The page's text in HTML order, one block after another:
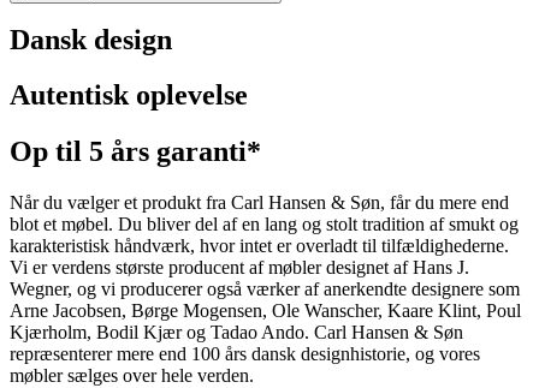
Dansk design
Autentisk oplevelse
Op til 5 års garanti*
Når du vælger et produkt fra Carl Hansen & Søn, får du mere end
blot et møbel. Du bliver del af en lang og stolt tradition af smukt og
karakteristisk håndværk, hvor intet er overladt til tilfældighederne.
Vi er verdens største producent af møbler designet af Hans J.
Wegner, og vi producerer også værker af anerkendte designere som
Arne Jacobsen, Børge Mogensen, Ole Wanscher, Kaare Klint, Poul
Kjærholm, Bodil Kjær og Tadao Ando. Carl Hansen & Søn
repræsenterer mere end 100 års dansk designhistorie, og vores
møbler sælges over hele verden.